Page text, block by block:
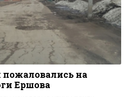
на
Ершова